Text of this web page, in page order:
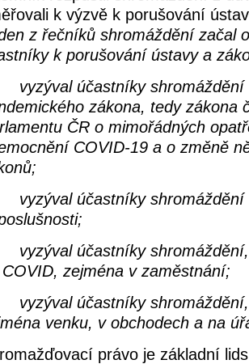
k výzvě k porušování
z řečníků shromáždění začal
k porušování ústavy a
vyzýval účastníky
zákona, tedy zákona
ČR o mimořádných
COVID-19 a o změně
vyzýval účastníky shromáždění
vyzýval účastníky
zejména v zaměstnání;
vyzýval účastníky
venku, v obchodech a na
právo je základní